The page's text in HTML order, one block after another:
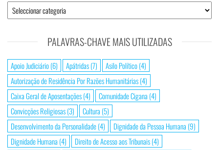
Categorias
de
PALAVRAS-CHAVE MAIS UTILIZADAS
Apoio Judiciário(6) Apátridas(7) Asilo Político(4)
Autorização de Residência Por Razões Humanitárias(4)
Caixa Geral de Aposentações(4) Comunidade Cigana (4)
Convicções Religiosas(3) Cultura (5)
Desenvolvimento da Personalidade(4) Dignidade da Pessoa Humana (9)
Dignidade Humana (4) Direito de Acesso aos Tribunais(4)